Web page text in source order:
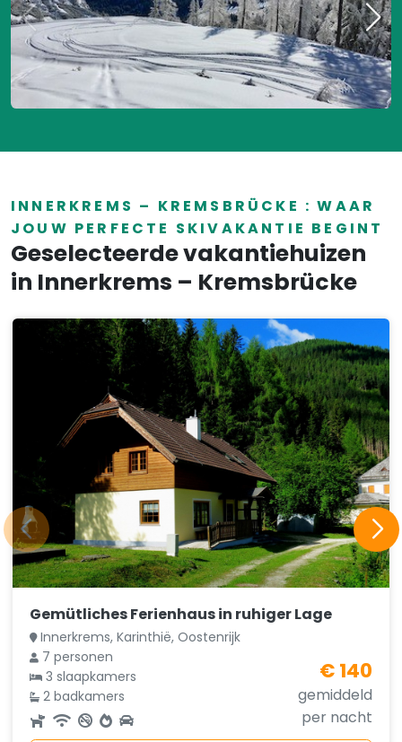
INNERKREMS – KREMSBRÜCKE : WAAR
JOUW PERFECTE SKIVAKANTIE BEGINT
Geselecteerde vakantiehuizen
in Innerkrems – Kremsbrücke
Gemütliches Ferienhaus in ruhiger Lage
Innerkrems, Karinthië, Oostenrijk
7 personen
3 slaapkamers
2 badkamers
€ 140
gemiddeld
per nacht